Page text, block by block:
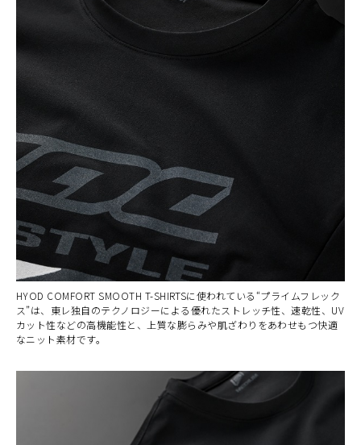
HYOD COMFORT SMOOTH T-SHIRTSに使われている“プライムフレック
ス”は、東レ独自のテクノロジーによる優れたストレッチ性、速乾性、UV
カット性などの高機能性と、上質な膨らみや肌ざわりをあわせもつ快適
なニット素材です。